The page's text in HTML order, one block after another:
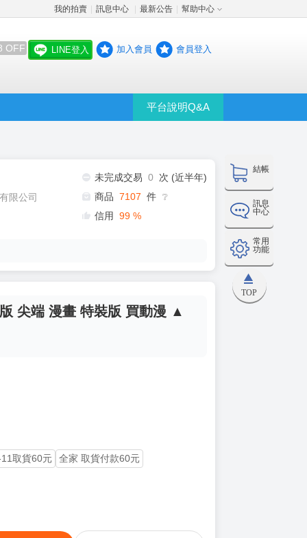
我的拍賣 訊息中心 最新公告 幫助中心
OFF LINE登入 加入會員 會員登入
平台說明Q&A
結帳
訊息
中心
常用
功能
TOP
限公司
未完成交易 0
次 (近半年)
商品 7107 件 ❔
信用 99 %
尖端 漫畫 特裝版 買動漫 ▲
取貨60元
全家 取貨付款60元